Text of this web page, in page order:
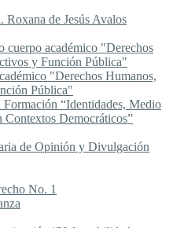
Roxana de Jesús Avalos
cuerpo académico "Derechos
y Función Pública"
"Derechos Humanos,
Pública"
“Identidades, Medio
Contextos Democráticos”
de Opinión y Divulgación
No. 1